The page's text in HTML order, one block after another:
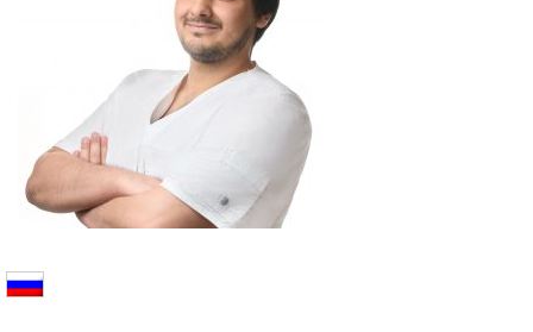
Контакты